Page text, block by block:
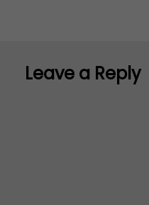
Leave a Reply